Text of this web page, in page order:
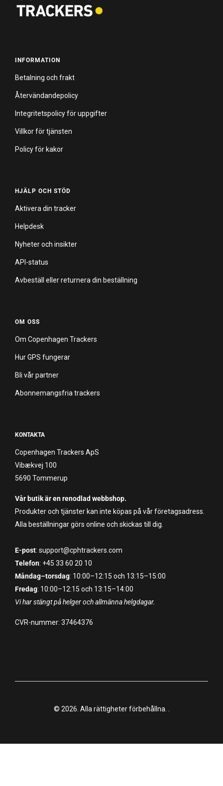
INFORMATION
Betalning och frakt
Återvändandepolicy
Integritetspolicy för uppgifter
Villkor för tjänsten
Policy för kakor
HJÄLP OCH STÖD
Aktivera din tracker
Helpdesk
Nyheter och insikter
API-status
Avbeställ eller returnera din beställning
OM OSS
Om Copenhagen Trackers
Hur GPS fungerar
Bli vår partner
Abonnemangsfria trackers
KONTAKTA
Copenhagen Trackers ApS
Vibækvej 100
5690 Tommerup
Vår butik är en renodlad webbshop.
Produkter och tjänster kan inte köpas på vår företagsadress.
Alla beställningar görs online och skickas till dig.
E-post: support@cphtrackers.com
Telefon: +45 33 60 20 10
Måndag–torsdag: 10:00–12:15 och 13:15–15:00
Fredag: 10:00–12:15 och 13:15–14:00
Vi har stängt på helger och allmänna helgdagar.
CVR-nummer: 37464376
© 2026. Alla rättigheter förbehållna.